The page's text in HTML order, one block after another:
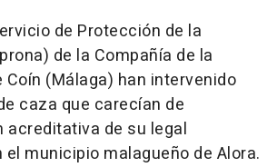
de Protección de la
de la Compañía de la
Coín (Málaga) han intervenido
caza que carecían de
acreditativa de su legal
municipio malagueño de Alora.